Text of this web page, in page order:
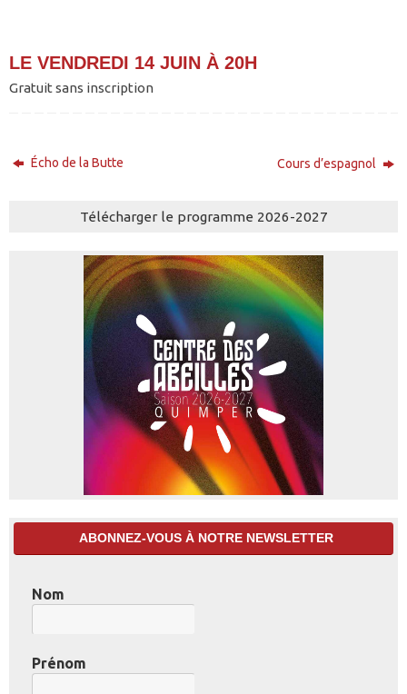
LE VENDREDI 14 JUIN À 20H
Gratuit sans inscription
Écho de la Butte Cours d’espagnol
Télécharger le programme 2026-2027
ABONNEZ-VOUS À NOTRE NEWSLETTER
Nom
Prénom